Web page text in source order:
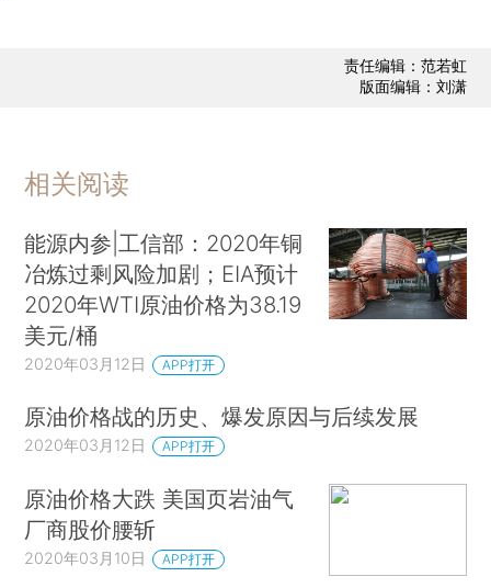
责任编辑：范若虹
版面编辑：刘潇
相关阅读
能源内参|工信部：2020年铜
冶炼过剩风险加剧；EIA预计
2020年WTI原油价格为38.19
美元/桶
2020年03月12日 APP打开
原油价格战的历史、爆发原因与后续发展
2020年03月12日 APP打开
原油价格大跌 美国页岩油气
厂商股价腰斩
2020年03月10日 APP打开